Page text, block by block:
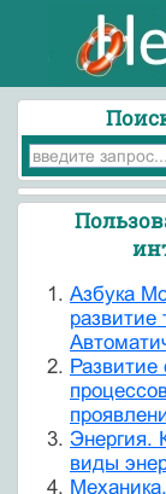
Азбука
развитие
Энергия.
виды